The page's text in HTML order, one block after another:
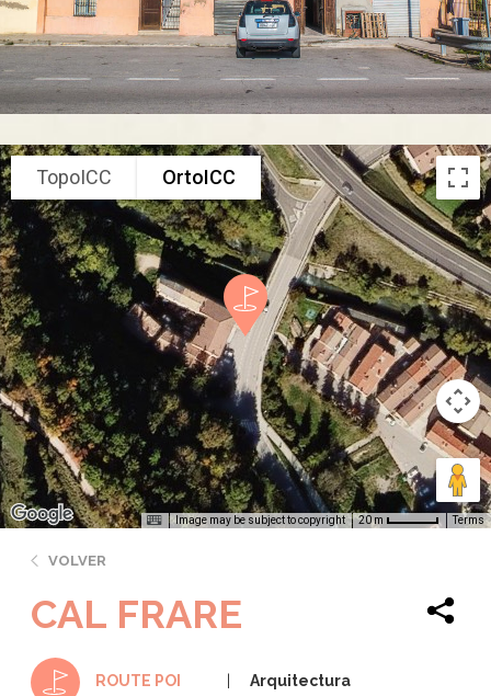
TopoICC OrtoICC
Image may be subject to copyright 20 m Terms
VOLVER
CAL FRARE
ROUTE POI Arquitectura